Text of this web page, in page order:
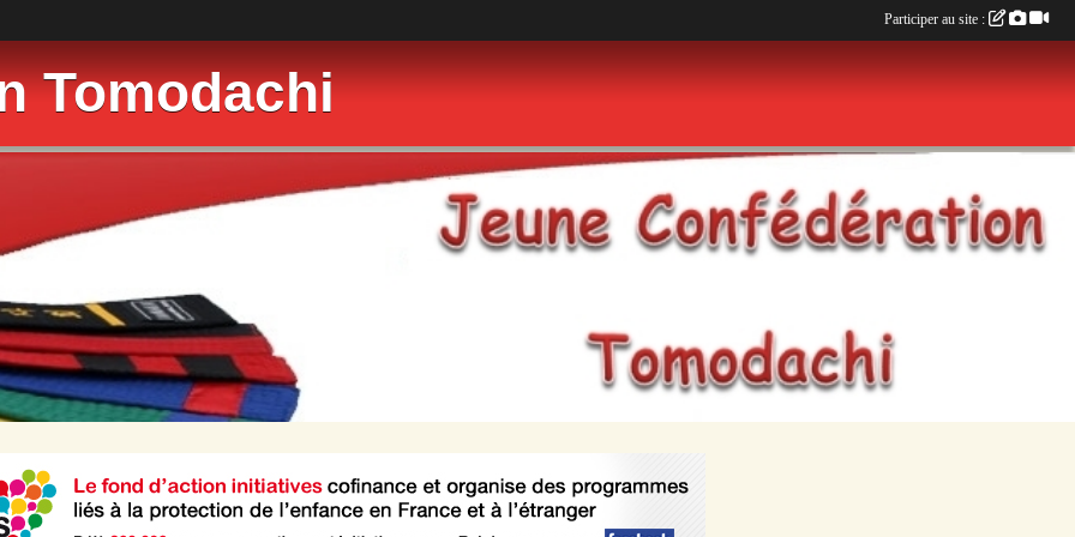
Tomodachi
Participer au site :